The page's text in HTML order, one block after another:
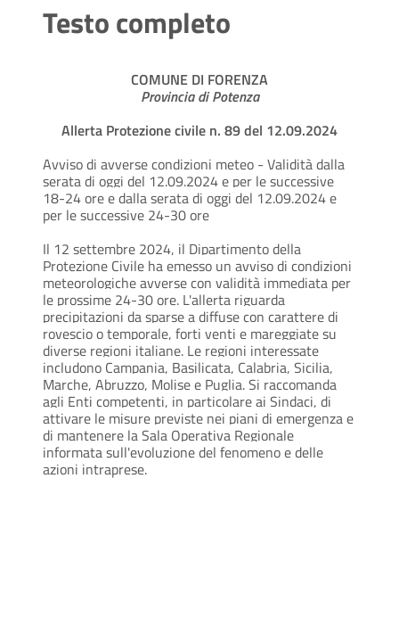
Testo completo
COMUNE DI FORENZA
Provincia di Potenza
Allerta Protezione civile n. 89 del 12.09.2024
Avviso di avverse condizioni meteo - Validità dalla
serata di oggi del 12.09.2024 e per le successive
18-24 ore e dalla serata di oggi del 12.09.2024 e
per le successive 24-30 ore
Il 12 settembre 2024, il Dipartimento della
Protezione Civile ha emesso un avviso di condizioni
meteorologiche avverse con validità immediata per
le prossime 24-30 ore. L'allerta riguarda
precipitazioni da sparse a diffuse con carattere di
rovescio o temporale, forti venti e mareggiate su
diverse regioni italiane. Le regioni interessate
includono Campania, Basilicata, Calabria, Sicilia,
Marche, Abruzzo, Molise e Puglia. Si raccomanda
agli Enti competenti, in particolare ai Sindaci, di
attivare le misure previste nei piani di emergenza e
di mantenere la Sala Operativa Regionale
informata sull'evoluzione del fenomeno e delle
azioni intraprese.